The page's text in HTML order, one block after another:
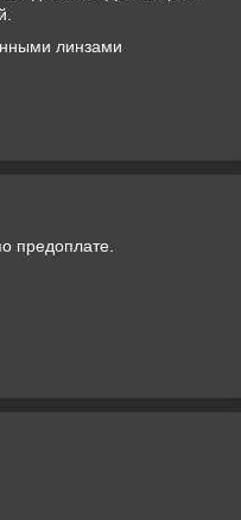
линзами
предоплате.